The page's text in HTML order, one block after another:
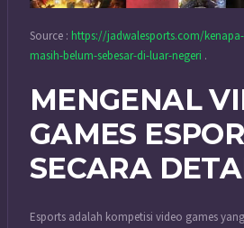
Source : https://jadwalesports.com/
masih-belum-sebesar-di-luar-negeri .
MENGENAL
GAMES
SECARA
Esports adalah kompetisi video games